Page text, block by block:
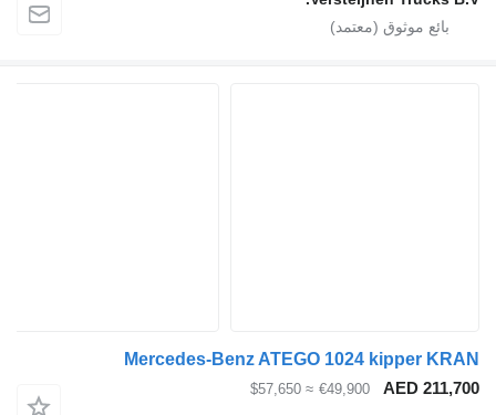
Mercedes-Benz ATEGO 1024 kipper
AED
€49,900
≈ $57,650